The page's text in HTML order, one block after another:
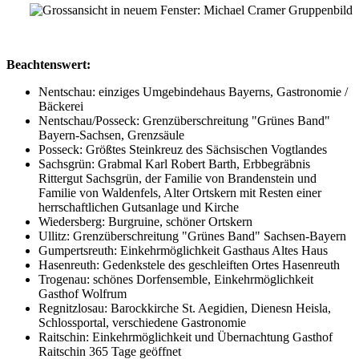
Beachtenswert:
Nentschau: einziges Umgebindehaus Bayerns, Gastronomie /
Bäckerei
Nentschau/Posseck: Grenzüberschreitung "Grünes Band"
Bayern-Sachsen, Grenzsäule
Posseck: Größtes Steinkreuz des Sächsischen Vogtlandes
Sachsgrün: Grabmal Karl Robert Barth, Erbbegräbnis
Rittergut Sachsgrün, der Familie von Brandenstein und
Familie von Waldenfels, Alter Ortskern mit Resten einer
herrschaftlichen Gutsanlage und Kirche
Wiedersberg: Burgruine, schöner Ortskern
Ullitz: Grenzüberschreitung "Grünes Band" Sachsen-Bayern
Gumpertsreuth: Einkehrmöglichkeit Gasthaus Altes Haus
Hasenreuth: Gedenkstele des geschleiften Ortes Hasenreuth
Trogenau: schönes Dorfensemble, Einkehrmöglichkeit
Gasthof Wolfrum
Regnitzlosau: Barockkirche St. Aegidien, Dienesn Heisla,
Schlossportal, verschiedene Gastronomie
Raitschin: Einkehrmöglichkeit und Übernachtung Gasthof
Raitschin 365 Tage geöffnet